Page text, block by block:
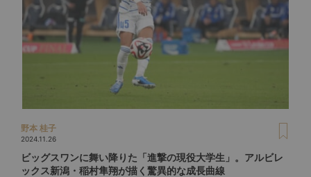
野本 桂子
2024.11.26
ビッグスワンに舞い降りた「進撃の現役大学生」。アルビレ
ックス新潟・稲村隼翔が描く驚異的な成長曲線